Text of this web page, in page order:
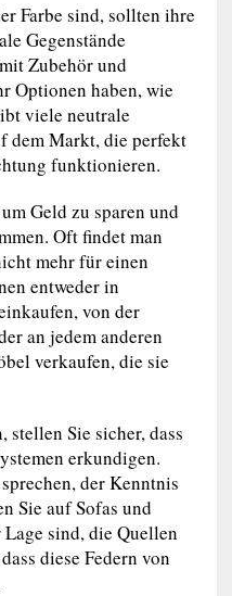
Farbe sind, sollten ihre
Gegenstände
Zubehör und
Optionen haben, wie
viele neutrale
dem Markt, die perfekt
funktionieren.
Geld zu sparen und
Oft findet man
mehr für einen
entweder in
von der
an jedem anderen
verkaufen, die sie
stellen Sie sicher, dass
erkundigen.
der Kenntnis
Sie auf Sofas und
sind, die Quellen
diese Federn von